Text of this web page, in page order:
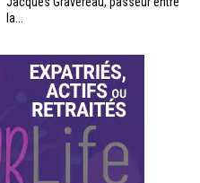
la...